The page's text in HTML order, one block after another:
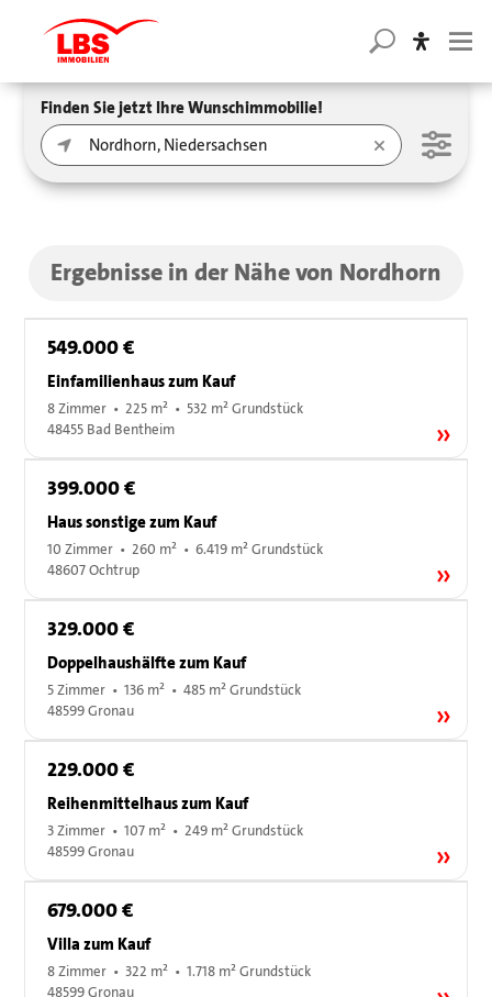
Finden Sie jetzt Ihre Wunschimmobilie!
Ergebnisse in der Nähe von Nordhorn
549.000 €
Einfamilienhaus zum Kauf
8 Zimmer • 225 m² • 532 m² Grundstück
48455 Bad Bentheim
399.000 €
Haus sonstige zum Kauf
10 Zimmer • 260 m² • 6.419 m² Grundstück
48607 Ochtrup
329.000 €
Doppelhaushälfte zum Kauf
5 Zimmer • 136 m² • 485 m² Grundstück
48599 Gronau
229.000 €
Reihenmittelhaus zum Kauf
3 Zimmer • 107 m² • 249 m² Grundstück
48599 Gronau
679.000 €
Villa zum Kauf
8 Zimmer • 322 m² • 1.718 m² Grundstück
48599 Gronau